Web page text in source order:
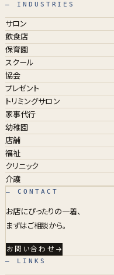
— INDUSTRIES
サロン
飲食店
保育園
スクール
協会
プレゼント
トリミングサロン
家事代行
幼稚園
店舗
福祉
クリニック
介護
— CONTACT
お店にぴったりの一着、
まずはご相談から。
お問い合わせ
— LINKS